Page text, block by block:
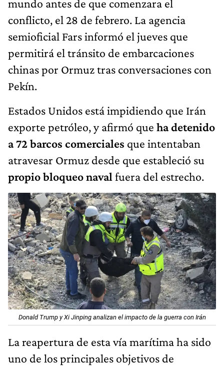
mundo antes de que comenzara el
conflicto, el 28 de febrero. La agencia
semioficial Fars informó el jueves que
permitirá el tránsito de embarcaciones
chinas por Ormuz tras conversaciones con
Pekín.
Estados Unidos está impidiendo que Irán
exporte petróleo, y afirmó que ha detenido
a 72 barcos comerciales que intentaban
atravesar Ormuz desde que estableció su
propio bloqueo naval fuera del estrecho.
Donald Trump y Xi Jinping analizan el impacto de la guerra con Irán
La reapertura de esta vía marítima ha sido
uno de los principales objetivos de